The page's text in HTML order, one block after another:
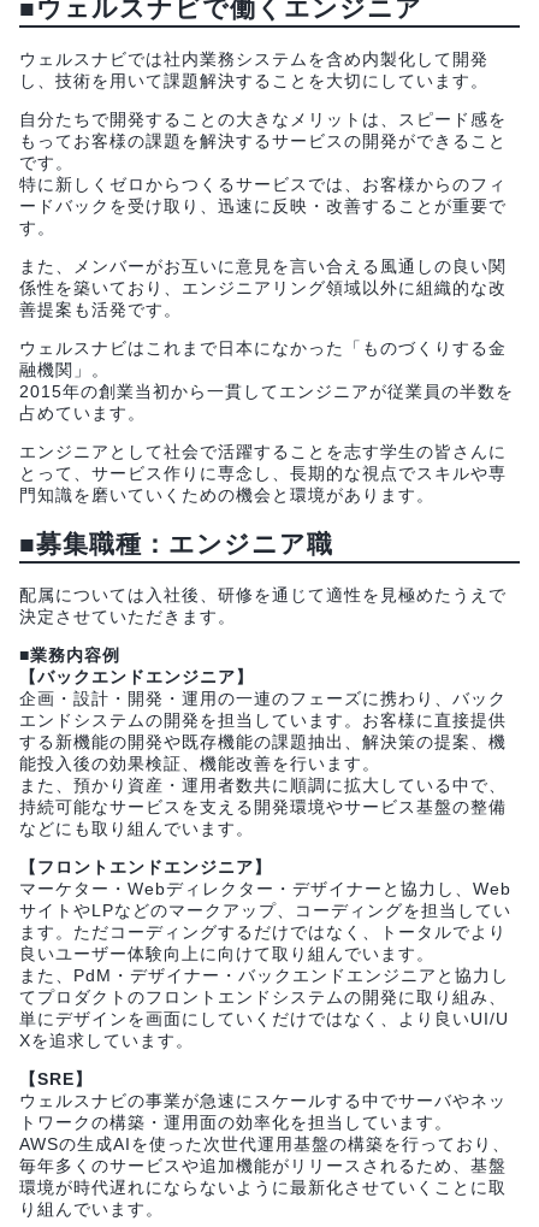
■ウェルスナビで働くエンジニア
ウェルスナビでは社内業務システムを含め内製化して開発
し、技術を用いて課題解決することを大切にしています。
自分たちで開発することの大きなメリットは、スピード感を
もってお客様の課題を解決するサービスの開発ができること
です。
特に新しくゼロからつくるサービスでは、お客様からのフィ
ードバックを受け取り、迅速に反映・改善することが重要で
す。
また、メンバーがお互いに意見を言い合える風通しの良い関
係性を築いており、エンジニアリング領域以外に組織的な改
善提案も活発です。
ウェルスナビはこれまで日本になかった「ものづくりする金
融機関」。
2015年の創業当初から一貫してエンジニアが従業員の半数を
占めています。
エンジニアとして社会で活躍することを志す学生の皆さんに
とって、サービス作りに専念し、長期的な視点でスキルや専
門知識を磨いていくための機会と環境があります。
■募集職種：エンジニア職
配属については入社後、研修を通じて適性を見極めたうえで
決定させていただきます。
■業務内容例
【バックエンドエンジニア】
企画・設計・開発・運用の一連のフェーズに携わり、バック
エンドシステムの開発を担当しています。お客様に直接提供
する新機能の開発や既存機能の課題抽出、解決策の提案、機
能投入後の効果検証、機能改善を行います。
また、預かり資産・運用者数共に順調に拡大している中で、
持続可能なサービスを支える開発環境やサービス基盤の整備
などにも取り組んでいます。
【フロントエンドエンジニア】
マーケター・Webディレクター・デザイナーと協力し、Web
サイトやLPなどのマークアップ、コーディングを担当してい
ます。ただコーディングするだけではなく、トータルでより
良いユーザー体験向上に向けて取り組んでいます。
また、PdM・デザイナー・バックエンドエンジニアと協力し
てプロダクトのフロントエンドシステムの開発に取り組み、
単にデザインを画面にしていくだけではなく、より良いUI/U
Xを追求しています。
【SRE】
ウェルスナビの事業が急速にスケールする中でサーバやネッ
トワークの構築・運用面の効率化を担当しています。
AWSの生成AIを使った次世代運用基盤の構築を行っており、
毎年多くのサービスや追加機能がリリースされるため、基盤
環境が時代遅れにならないように最新化させていくことに取
り組んでいます。